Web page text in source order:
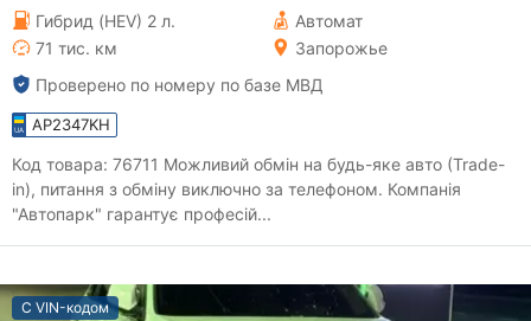
Гибрид (HEV) 2 л.
Автомат
71 тис. км
Запорожье
Проверено по номеру по базе МВД
AP2347KH
Код товара: 76711 Можливий обмін на будь-яке авто (Trade-
in), питання з обміну виключно за телефоном. Компанія
"Автопарк" гарантує професій...
С VIN-кодом